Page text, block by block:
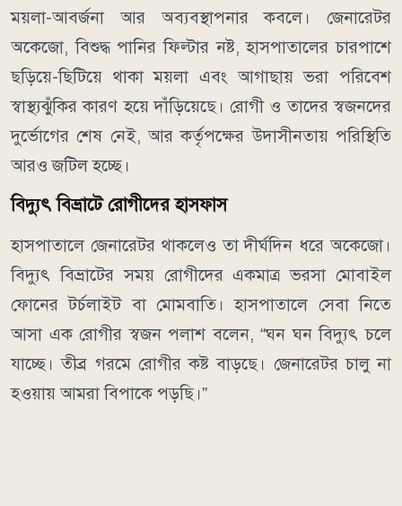
ময়লা-আবর্জনা আর অব্যবস্থাপনার কবলে। জেনারেটর
অকেজো, বিশুদ্ধ পানির ফিল্টার নষ্ট, হাসপাতালের চারপাশে
ছড়িয়ে-ছিটিয়ে থাকা ময়লা এবং আগাছায় ভরা পরিবেশ
স্বাস্থ্যঝুঁকির কারণ হয়ে দাঁড়িয়েছে। রোগী ও তাদের স্বজনদের
দুর্ভোগের শেষ নেই, আর কর্তৃপক্ষের উদাসীনতায় পরিস্থিতি
আরও জটিল হচ্ছে।
বিদ্যুৎ বিভ্রাটে রোগীদের হাসফাস
হাসপাতালে জেনারেটর থাকলেও তা দীর্ঘদিন ধরে অকেজো।
বিদ্যুৎ বিভ্রাটের সময় রোগীদের একমাত্র ভরসা মোবাইল
ফোনের টর্চলাইট বা মোমবাতি। হাসপাতালে সেবা নিতে
আসা এক রোগীর স্বজন পলাশ বলেন, “ঘন ঘন বিদ্যুৎ চলে
যাচ্ছে। তীব্র গরমে রোগীর কষ্ট বাড়ছে। জেনারেটর চালু না
হওয়ায় আমরা বিপাকে পড়ছি।”